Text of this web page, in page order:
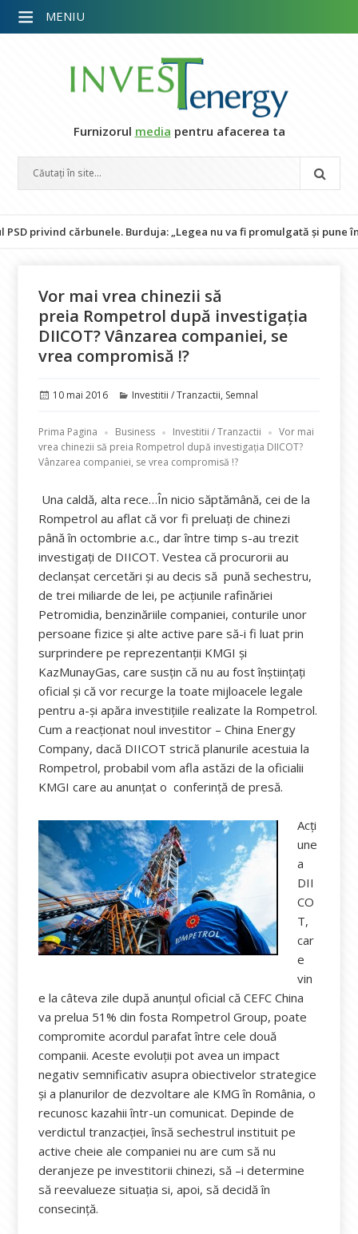
Furnizorul media pentru afacerea ta
cărbunele. Burduja: „Legea nu va fi promulgată și pune în
Vor mai vrea chinezii să
preia Rompetrol după investigația
DIICOT? Vânzarea companiei, se
vrea compromisă !?
Publicat
10 mai 2016 Categorii
Investitii / Tranzactii, Semnal
Prima Pagina Business Investitii / Tranzactii
Vor mai
vrea chinezii să preia Rompetrol după investigația DIICOT?
Vânzarea companiei, se vrea compromisă !?
Una caldă, alta rece…În nicio săptămână, cei de la
Rompetrol au aflat că vor fi preluați de chinezi
până în octombrie a.c., dar între timp s-au trezit
investigați de DIICOT. Vestea că procurorii au
declanșat cercetări și au decis să pună sechestru,
de trei miliarde de lei, pe acţiunile rafinăriei
Petromidia, benzinăriile companiei, conturile unor
persoane fizice și alte active pare să-i fi luat prin
surprindere pe reprezentanții KMGI și
KazMunayGas, care susțin că nu au fost înștiințați
oficial și că vor recurge la toate mijloacele legale
pentru a-și apăra investițiile realizate la Rompetrol.
Cum a reacționat noul investitor – China Energy
Company, dacă DIICOT strică planurile acestuia la
Rompetrol, probabil vom afla astăzi de la oficialii
KMGI care au anunțat o conferință de presă.
Acți
une
a
DII
CO
T,
car
e
vin
e la câteva zile după anunțul oficial că CEFC China
va prelua 51% din fosta Rompetrol Group, poate
compromite acordul parafat între cele două
companii. Aceste evoluții pot avea un impact
negativ semnificativ asupra obiectivelor strategice
și a planurilor de dezvoltare ale KMG în România, o
recunosc kazahii într-un comunicat. Depinde de
verdictul tranzacției, însă sechestrul instituit pe
active cheie ale companiei nu are cum să nu
deranjeze pe investitorii chinezi, să –i determine
să reevalueze situația si, apoi, să decidă în
consecință.
MENIU